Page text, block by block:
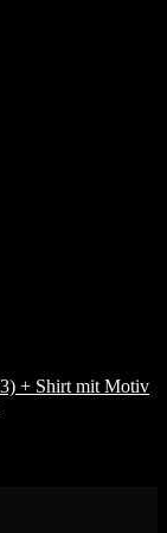
+ Shirt mit Motiv